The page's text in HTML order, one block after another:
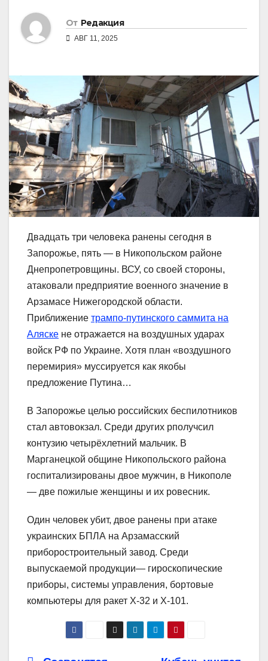
От Редакция
АВГ 11, 2025
Двадцать три человека ранены сегодня в
Запорожье, пять — в Никопольском районе
Днепропетровщины. ВСУ, со своей стороны,
атаковали предприятие военного значение в
Арзамасе Нижегородской области.
Приближение трампо-путинского саммита на
Аляске не отражается на воздушных ударах
войск РФ по Украине. Хотя план «воздушного
перемирия» муссируется как якобы
предложение Путина…
В Запорожье целью российских беспилотников
стал автовокзал. Среди других рполучсил
контузию четырёхлетний мальчик. В
Марганецкой общине Никопольского района
госпитализированы двое мужчин, в Никополе
— две пожилые женщины и их ровесник.
Один человек убит, двое ранены при атаке
украинских БПЛА на Арзамасский
приборостроительный завод. Среди
выпускаемой продукции— гироскопические
приборы, системы управления, бортовые
компьютеры для ракет Х-32 и Х-101.